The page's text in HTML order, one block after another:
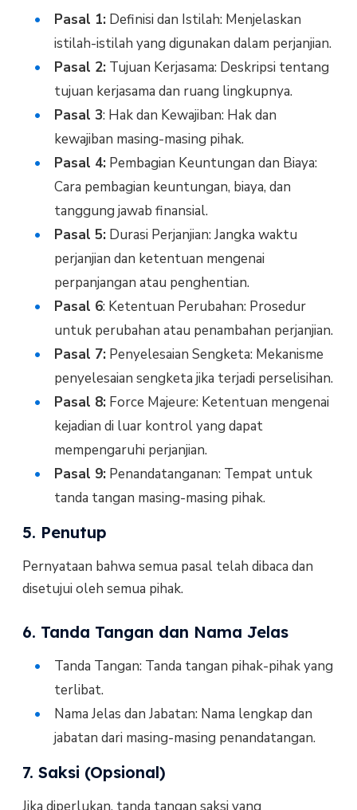
Pasal 1:Definisi dan Istilah: Menjelaskan
istilah-istilah yang digunakan dalam perjanjian.
Pasal 2:Tujuan Kerjasama: Deskripsi tentang
tujuan kerjasama dan ruang lingkupnya.
Pasal 3: Hak dan Kewajiban: Hak dan
kewajiban masing-masing pihak.
Pasal 4:Pembagian Keuntungan dan Biaya:
Cara pembagian keuntungan, biaya, dan
tanggung jawab finansial.
Pasal 5:Durasi Perjanjian: Jangka waktu
perjanjian dan ketentuan mengenai
perpanjangan atau penghentian.
Pasal 6: Ketentuan Perubahan: Prosedur
untuk perubahan atau penambahan perjanjian.
Pasal 7:Penyelesaian Sengketa: Mekanisme
penyelesaian sengketa jika terjadi perselisihan.
Pasal 8:Force Majeure: Ketentuan mengenai
kejadian di luar kontrol yang dapat
mempengaruhi perjanjian.
Pasal 9:Penandatanganan: Tempat untuk
tanda tangan masing-masing pihak.
5. Penutup
Pernyataan bahwa semua pasal telah dibaca dan
disetujui oleh semua pihak.
6. Tanda Tangan dan Nama Jelas
Tanda Tangan: Tanda tangan pihak-pihak yang
terlibat.
Nama Jelas dan Jabatan: Nama lengkap dan
jabatan dari masing-masing penandatangan.
7. Saksi (Opsional)
Jika diperlukan, tanda tangan saksi yang